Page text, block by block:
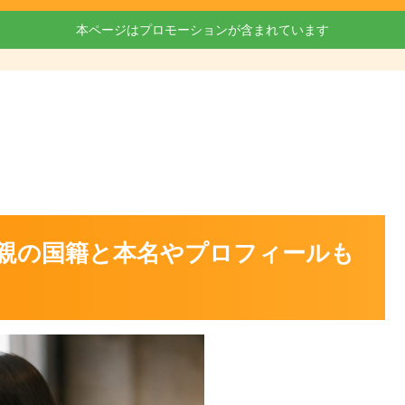
本ページはプロモーションが含まれています
の国籍と本名やプロフィールも